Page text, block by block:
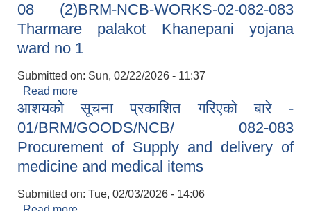
08 (2)BRM-NCB-WORKS-02-082-083
Tharmare palakot Khanepani yojana
ward no 1
Submitted on: Sun, 02/22/2026 - 11:37
Read more
2082-083/Dharapani Khola Tolidhara Boragau
Sadak nirman, Banphikot Ward 08 (2)BRM-
NCB-WORKS-02-082-083 Tharmare palakot
Khanepani yojana ward no 1
आशयको सूचना प्रकाशित गरिएको बारे -
01/BRM/GOODS/NCB/ 082-083
Procurement of Supply and delivery of
medicine and medical items
Submitted on: Tue, 02/03/2026 - 14:06